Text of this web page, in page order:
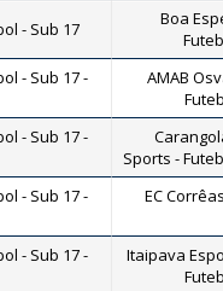
- Sub 17
Boa
- Sub 17 -
AMAB
- Sub 17 -
Sports -
- Sub 17 -
EC
- Sub 17 -
Itaipava